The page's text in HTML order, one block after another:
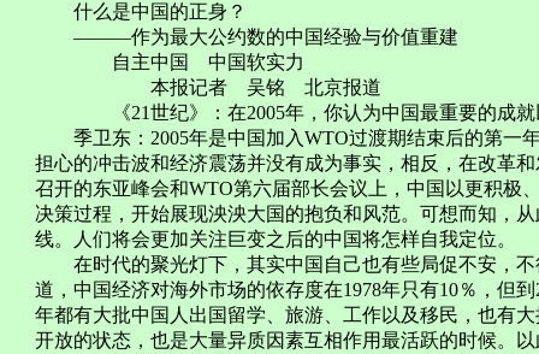
什么是中国的正身？
———作为最大公约数的中国经验与价值重建
自主中国 中国软实力
本报记者 吴铭 北京报道
《21世纪》：在2005年，你认为中国最重要的成就
季卫东：2005年是中国加入WTO过渡期结束后的第一
担心的冲击波和经济震荡并没有成为事实，相反，在改革
召开的东亚峰会和WTO第六届部长会议上，中国以更积极
决策过程，开始展现泱泱大国的抱负和风范。可想而知，
线。人们将会更加关注巨变之后的中国将怎样自我定位。
在时代的聚光灯下，其实中国自己也有些局促不安，不
道，中国经济对海外市场的依存度在1978年只有10％，但
年都有大批中国人出国留学、旅游、工作以及移民，也有
开放的状态，也是大量异质因素互相作用最活跃的时候。